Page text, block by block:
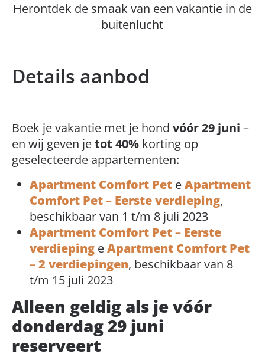
Herontdek de smaak van een vakantie in de
buitenlucht
Details aanbod
Boek je vakantie met je hond vóór 29 juni –
en wij geven jetot 40% korting op
geselecteerde appartementen:
Apartment Comfort Pet eApartment
Comfort Pet – Eerste verdieping,
beschikbaar van 1 t/m 8 juli 2023
Apartment Comfort Pet – Eerste
verdieping eApartment Comfort Pet
– 2 verdiepingen, beschikbaar van 8
t/m 15 juli 2023
Alleen geldig als je vóór
donderdag 29 juni
reserveert